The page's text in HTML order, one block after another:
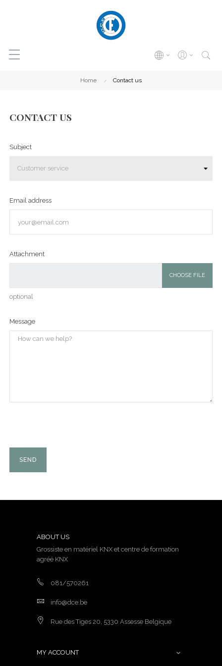
Home Contact us
CONTACT US
Subject
Email address
Attachment
CHOOSE FILE
optional
Message
ABOUT US
Grossiste en matériel KNX et centre de formation
agréé KNX
081/570261
info@dce.be
Rue des Tiges 20, 5330 Assesse Belgique
MY ACCOUNT 